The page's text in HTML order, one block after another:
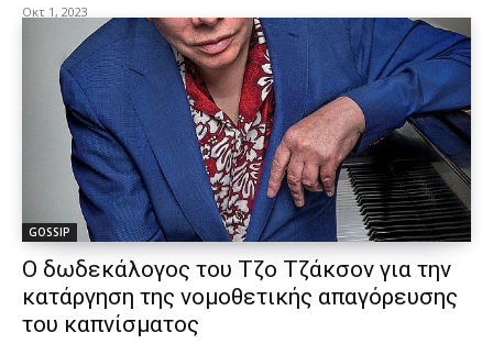
Οκτ 1, 2023
GOSSIP
Ο δωδεκάλογος του Τζο Τζάκσον για την
κατάργηση της νομοθετικής απαγόρευσης
του καπνίσματος